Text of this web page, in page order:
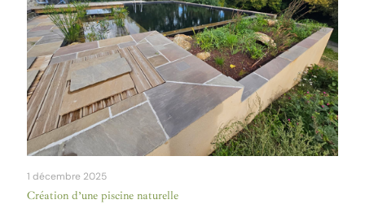
1 décembre 2025
Création d’une piscine naturelle